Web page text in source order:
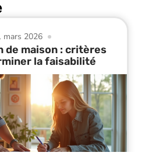
mars 2026
de maison : critères
la faisabilité